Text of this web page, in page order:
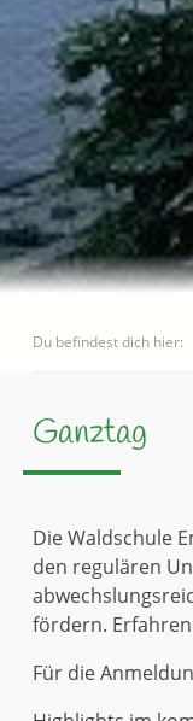
Du befindest dich hier:
Ganztag
Die Waldschule
den regulären
fördern.
Für die